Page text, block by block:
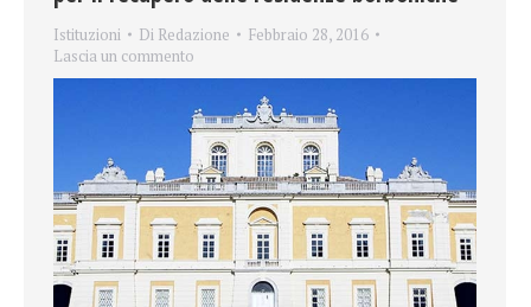
Istituzioni Di Redazione
Febbraio 28, 2016
Lascia un commento